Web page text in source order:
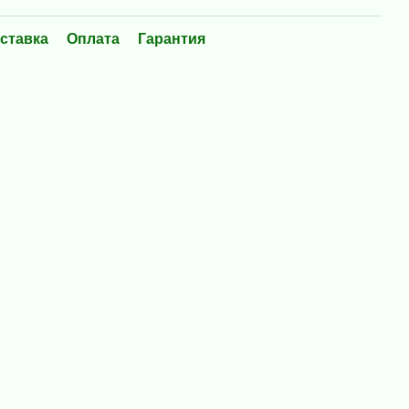
Оплата Гарантия